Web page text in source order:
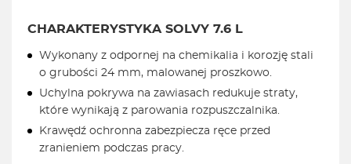
CHARAKTERYSTYKA SOLVY 7.6 L
Wykonany z odpornej na chemikalia i korozję stali
o grubości 24 mm, malowanej proszkowo.
Uchylna pokrywa na zawiasach redukuje straty,
które wynikają z parowania rozpuszczalnika.
Krawędź ochronna zabezpiecza ręce przed
zranieniem podczas pracy.